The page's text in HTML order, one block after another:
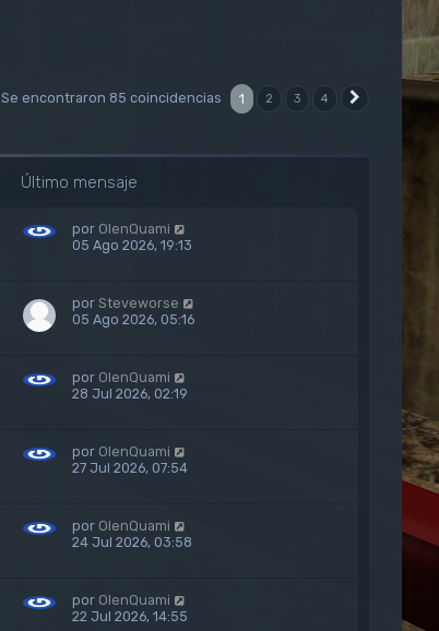
Se encontraron 85 coincidencias 1 2 3 4 Siguiente
Último mensaje
por OlenQuami
05 Ago 2026, 19:13
por Steveworse
05 Ago 2026, 05:16
por OlenQuami
28 Jul 2026, 02:19
por OlenQuami
27 Jul 2026, 07:54
por OlenQuami
24 Jul 2026, 03:58
por OlenQuami
22 Jul 2026, 14:55